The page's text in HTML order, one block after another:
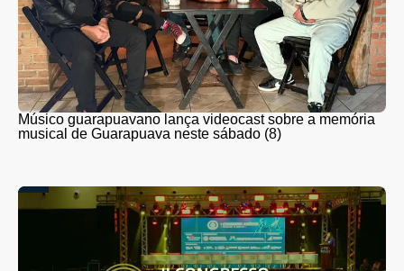
Músico guarapuavano lança videocast sobre a memória
musical de Guarapuava neste sábado (8)